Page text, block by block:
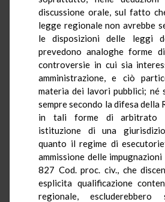
discussione orale, sul fatto
legge regionale non avrebbe
le disposizioni delle leggi
prevedono analoghe forme
controversie in cui sia
amministrazione, e ciò
materia dei lavori pubblici; né
sempre secondo la difesa della
in tali forme di arbitrato
istituzione di una
quanto il regime di
ammissione delle
827 Cod. proc. civ., che
esplicita qualificazione
regionale,